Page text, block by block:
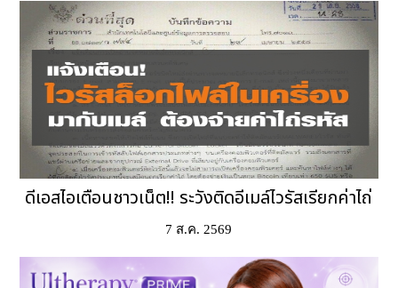
ดีเอสไอเตือนชาวเน็ต!! ระวังติดอีเมล์ไวรัสเรียกค่าไถ่
7 ส.ค. 2569